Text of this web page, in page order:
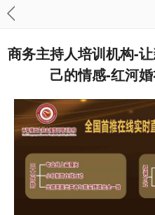
商务主持人培训机构-
己的情感-红河